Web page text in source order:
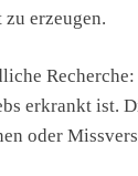
erzeugen.
erkrankt ist.
oder